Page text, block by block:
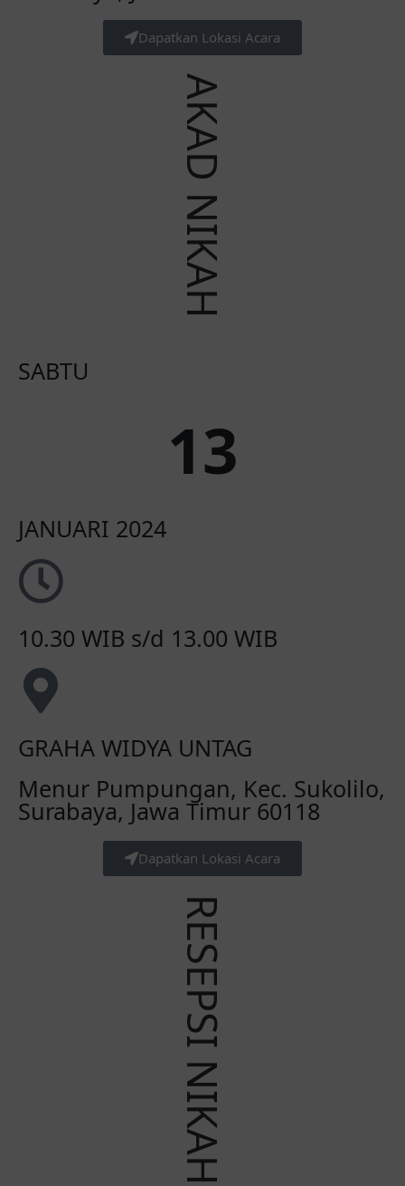
Dapatkan Lokasi Acara
AKAD NIKAH
SABTU
13
JANUARI 2024
10.30 WIB s/d 13.00 WIB
GRAHA WIDYA UNTAG
Menur Pumpungan, Kec. Sukolilo,
Surabaya, Jawa Timur 60118
Dapatkan Lokasi Acara
RESEPSI NIKAH